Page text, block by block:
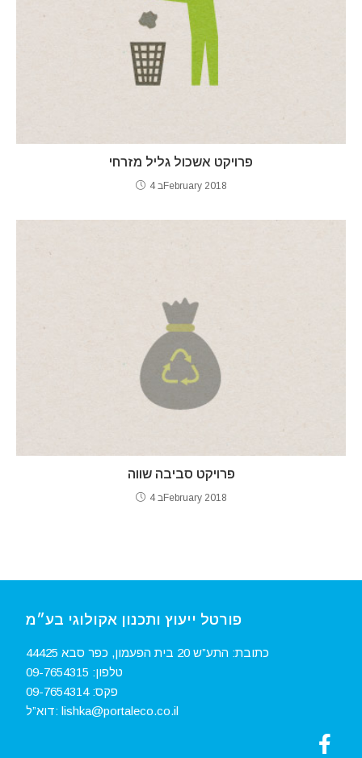
פרויקט אשכול גליל מזרחי
4 בFebruary 2018
פרויקט סביבה שווה
4 בFebruary 2018
פורטל ייעוץ ותכנון אקולוגי בע״מ
כתובת: התע”ש 20 בית הפעמון, כפר סבא 44425
טלפון: 09-7654315‏
פקס:09-7654314
דוא”ל:lishka@portaleco.co.il